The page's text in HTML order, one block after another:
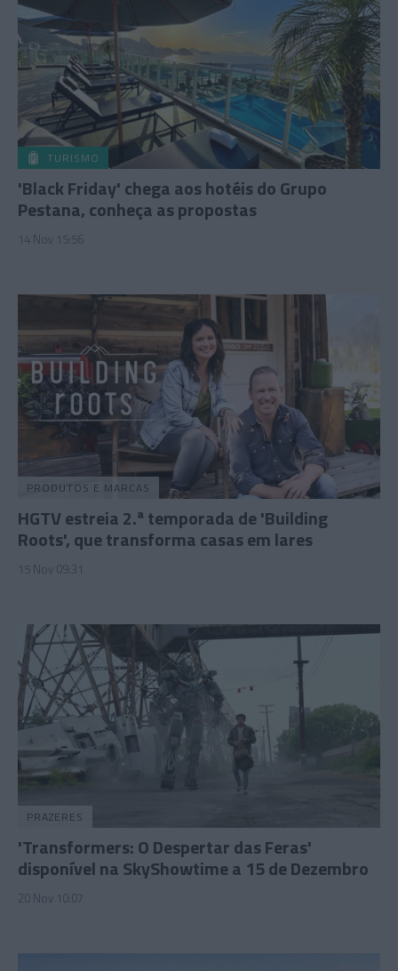
TURISMO
'Black Friday' chega aos hotéis do Grupo
Pestana, conheça as propostas
14 Nov 15:56
PRODUTOS E MARCAS
HGTV estreia 2.ª temporada de 'Building
Roots', que transforma casas em lares
15 Nov 09:31
PRAZERES
'Transformers: O Despertar das Feras'
disponível na SkyShowtime a 15 de Dezembro
20 Nov 10:07